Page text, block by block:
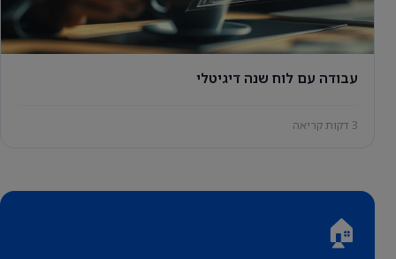
עבודה עם לוח שנה דיגיטלי
3 דקות קריאה
🏠